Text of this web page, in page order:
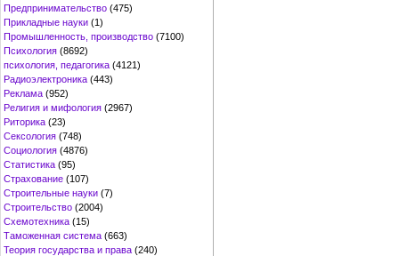
Предпринимательство (475)
Прикладные науки (1)
Промышленность, производство (7100)
Психология (8692)
психология, педагогика (4121)
Радиоэлектроника (443)
Реклама (952)
Религия и мифология (2967)
Риторика (23)
Сексология (748)
Социология (4876)
Статистика (95)
Страхование (107)
Строительные науки (7)
Строительство (2004)
Схемотехника (15)
Таможенная система (663)
Теория государства и права (240)